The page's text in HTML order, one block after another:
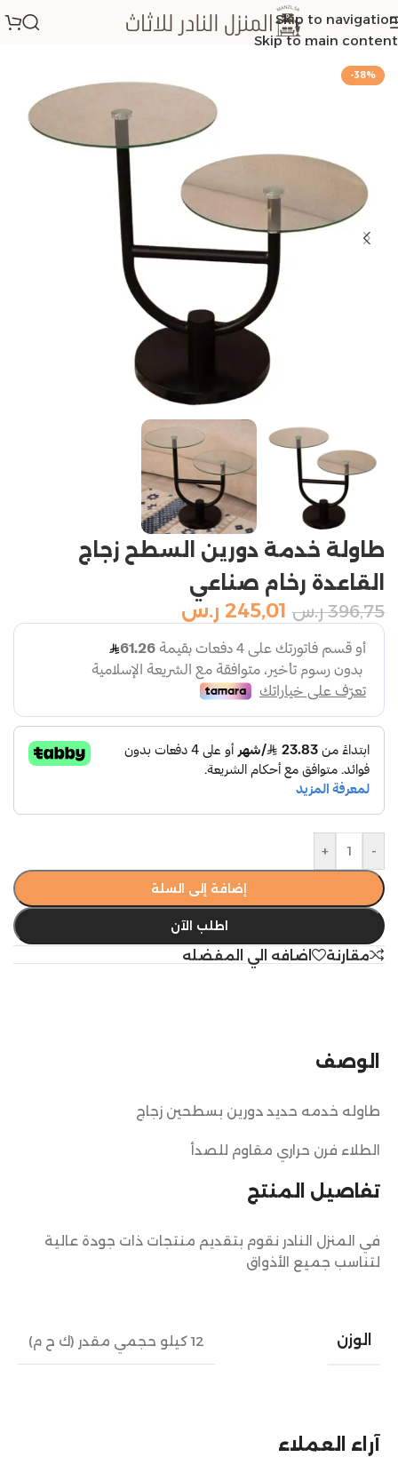
Skip to navigation
Skip to main content
الرئيسية/طاولات خدمة
-38%
طاولة خدمة دورين السطح زجاج
القاعدة رخام صناعي
396,75 ر.س 245,01 ر.س
-
+
إضافة إلى السلة
اطلب الآن
مقارنة اضافه الي المفضله
تفاصيل المنتج
في المنزل النادر نقوم بتقديم منتجات ذات جودة عالية
لتناسب جميع الأذواق
الوزن 12 كيلو حجمي مقدر (ك ح م)
الوصف
طاوله خدمه حديد دورين بسطحين زجاج
الطلاء فرن حراري مقاوم للصدأ
آراء العملاء